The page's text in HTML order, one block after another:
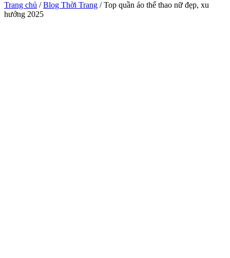
Trang chủ /Blog Thời Trang / Top quần áo thể thao nữ đẹp, xu
hướng 2025